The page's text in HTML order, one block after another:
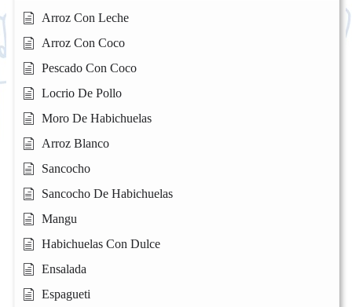
Arroz Con Leche
Arroz Con Coco
Pescado Con Coco
Locrio De Pollo
Moro De Habichuelas
Arroz Blanco
Sancocho
Sancocho De Habichuelas
Mangu
Habichuelas Con Dulce
Ensalada
Espagueti